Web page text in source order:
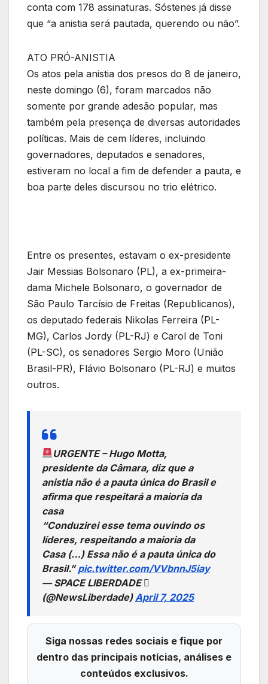
conta com 178 assinaturas. Sóstenes já disse
que “a anistia será pautada, querendo ou não”.
ATO PRÓ-ANISTIA
Os atos pela anistia dos presos do 8 de janeiro,
neste domingo (6), foram marcados não
somente por grande adesão popular, mas
também pela presença de diversas autoridades
políticas. Mais de cem líderes, incluindo
governadores, deputados e senadores,
estiveram no local a fim de defender a pauta, e
boa parte deles discursou no trio elétrico.
Entre os presentes, estavam o ex-presidente
Jair Messias Bolsonaro (PL), a ex-primeira-
dama Michele Bolsonaro, o governador de
São Paulo Tarcísio de Freitas (Republicanos),
os deputado federais Nikolas Ferreira (PL-
MG), Carlos Jordy (PL-RJ) e Carol de Toni
(PL-SC), os senadores Sergio Moro (União
Brasil-PR), Flávio Bolsonaro (PL-RJ) e muitos
outros.
URGENTE – Hugo Motta,
presidente da Câmara, diz que a
anistia não é a pauta única do Brasil e
afirma que respeitará a maioria da
casa
“Conduzirei esse tema ouvindo os
líderes, respeitando a maioria da
Casa (…) Essa não é a pauta única do
Brasil.”pic.twitter.com/VVbnnJ5iay
— SPACE LIBERDADE 
(@NewsLiberdade) April 7, 2025
Siga nossas redes sociais e fique por
dentro das principais notícias, análises e
conteúdos exclusivos.